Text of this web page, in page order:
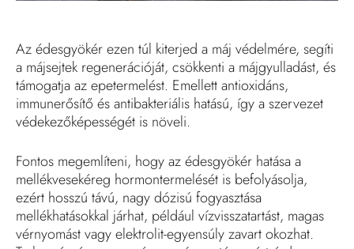
Az édesgyökér ezen túl kiterjed a máj védelmére, segíti
a májsejtek regenerációját, csökkenti a májgyulladást, és
támogatja az epetermelést. Emellett antioxidáns,
immunerősítő és antibakteriális hatású, így a szervezet
védekezőképességét is növeli.
Fontos megemlíteni, hogy az édesgyökér hatása a
mellékvesekéreg hormontermelését is befolyásolja,
ezért hosszú távú, nagy dózisú fogyasztása
mellékhatásokkal járhat, például vízvisszatartást, magas
vérnyomást vagy elektrolit-egyensúly zavart okozhat.